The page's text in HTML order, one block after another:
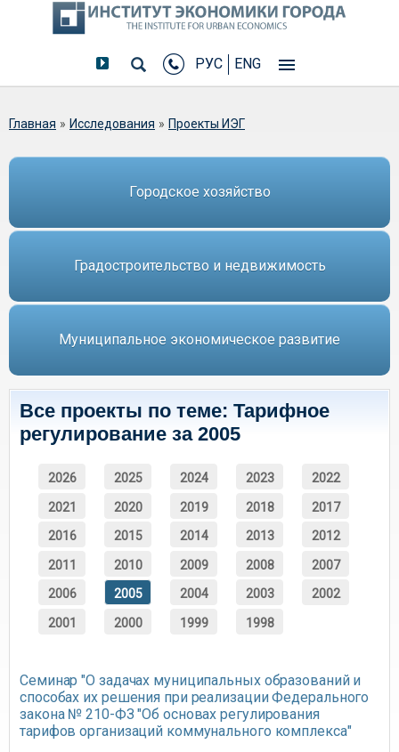
РУС ENG
Вы здесь
Главная » Исследования » Проекты ИЭГ
Городское хозяйство
Градостроительство и недвижимость
Муниципальное экономическое развитие
Все проекты по теме: Тарифное
регулирование за 2005
2026 2025 2024 2023 2022
2021 2020 2019 2018 2017
2016 2015 2014 2013 2012
2011 2010 2009 2008 2007
2006 2005 2004 2003 2002
2001 2000 1999 1998
Семинар "О задачах муниципальных образований и
способах их решения при реализации Федерального
закона № 210-ФЗ "Об основах регулирования
тарифов организаций коммунального комплекса"